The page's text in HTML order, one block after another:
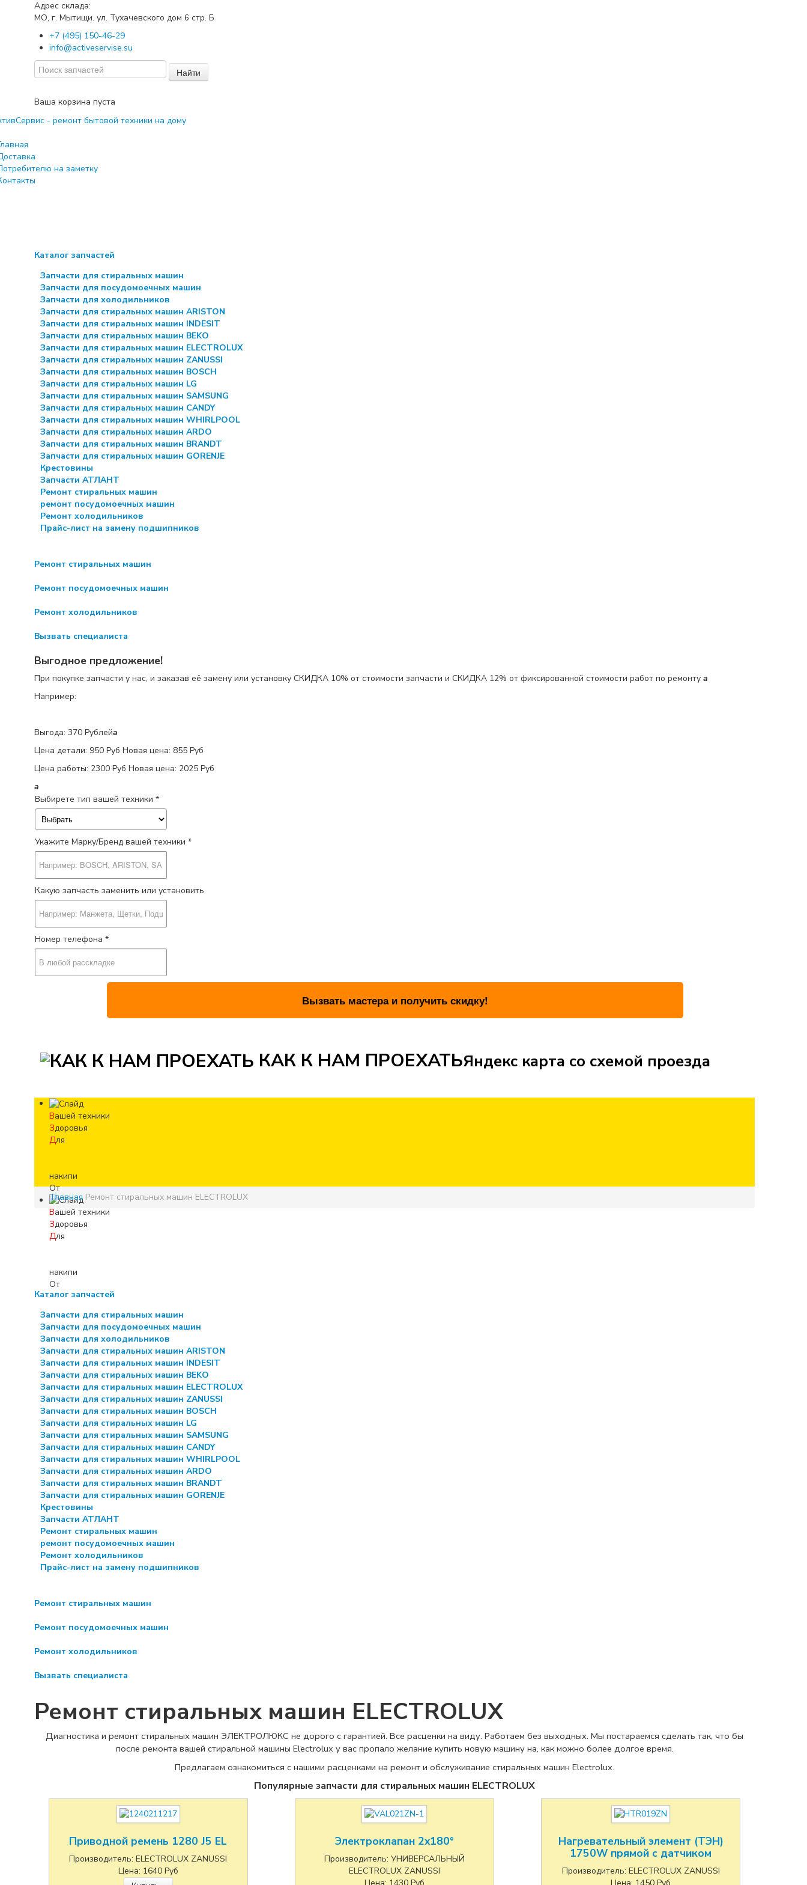
Адрес склада:
МО, г. Мытищи. ул. Тухачевского дом 6 стр. Б
+7 (495) 150-46-29
info@activeservise.su
Найти
Ваша корзина пуста
на заметку
Каталог запчастей
Запчасти для стиральных машин
Запчасти для посудомоечных машин
Запчасти для холодильников
Запчасти для стиральных машин ARISTON
Запчасти для стиральных машин INDESIT
Запчасти для стиральных машин BEKO
Запчасти для стиральных машин ELECTROLUX
Запчасти для стиральных машин ZANUSSI
Запчасти для стиральных машин BOSCH
Запчасти для стиральных машин LG
Запчасти для стиральных машин SAMSUNG
Запчасти для стиральных машин CANDY
Запчасти для стиральных машин WHIRLPOOL
Запчасти для стиральных машин ARDO
Запчасти для стиральных машин BRANDT
Запчасти для стиральных машин GORENJE
Крестовины
Запчасти АТЛАНТ
Ремонт стиральных машин
ремонт посудомоечных машин
Ремонт холодильников
Прайс-лист на замену подшипников
Ремонт стиральных машин
Ремонт посудомоечных машин
Ремонт холодильников
Вызвать специалиста
Выгодное предложение!
При покупке запчасти у нас, и заказав её замену или установку СКИДКА 10% от стоимости запчасти и СКИДКА 12% от фиксированной стоимости работ по ремонту a
Например:
Выгода: 370 Рублейa
Цена детали: 950 Руб Новая цена: 855 Руб
Цена работы: 2300 Руб Новая цена: 2025 Руб
a
Выбирете тип вашей техники *
Укажите Марку/Бренд вашей техники *
Какую запчасть заменить или установить
Номер телефона *
КАК К НАМ ПРОЕХАТЬЯндекс карта со схемой проезда
Вашей техники
Здоровья
Для
накипи
От
Вашей техники
Здоровья
Для
накипи
От
Главная Ремонт стиральных машин ELECTROLUX
Каталог запчастей
Запчасти для стиральных машин
Запчасти для посудомоечных машин
Запчасти для холодильников
Запчасти для стиральных машин ARISTON
Запчасти для стиральных машин INDESIT
Запчасти для стиральных машин BEKO
Запчасти для стиральных машин ELECTROLUX
Запчасти для стиральных машин ZANUSSI
Запчасти для стиральных машин BOSCH
Запчасти для стиральных машин LG
Запчасти для стиральных машин SAMSUNG
Запчасти для стиральных машин CANDY
Запчасти для стиральных машин WHIRLPOOL
Запчасти для стиральных машин ARDO
Запчасти для стиральных машин BRANDT
Запчасти для стиральных машин GORENJE
Крестовины
Запчасти АТЛАНТ
Ремонт стиральных машин
ремонт посудомоечных машин
Ремонт холодильников
Прайс-лист на замену подшипников
Ремонт стиральных машин
Ремонт посудомоечных машин
Ремонт холодильников
Вызвать специалиста
Ремонт стиральных машин ELECTROLUX
Диагностика и ремонт стиральных машин ЭЛЕКТРОЛЮКС не дорого с гарантией. Все расценки на виду. Работаем без выходных. Мы постараемся сделать так, что бы
после ремонта вашей стиральной машины Electrolux у вас пропало желание купить новую машину на, как можно более долгое время.
Предлагаем ознакомиться с нашими расценками на ремонт и обслуживание стиральных машин Electrolux.
Популярные запчасти для стиральных машин ELECTROLUX
Приводной ремень 1280 J5 EL
Производитель:ELECTROLUX ZANUSSI
Цена: 1640 Руб
Электроклапан 2x180°
Производитель: УНИВЕРСАЛЬНЫЙ
ELECTROLUX ZANUSSI
Нагревательный элемент (ТЭН)
1750W прямой с датчиком
Производитель: ELECTROLUX ZANUSSI